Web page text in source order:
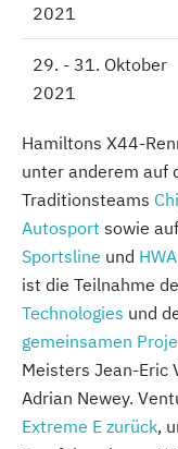
2021
29. - 31. Oktober
2021
2021
29. - 31. Oktober
2021
Hamiltons X44-
unter anderem auf
Traditionsteams
Autosport sowie
Sportsline und
ist die Teilnahme
Technologies und
gemeinsamen
Meisters Jean-Eric
Adrian Newey.
Extreme E zurück,